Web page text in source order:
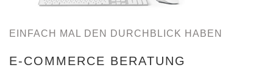
EINFACH MAL DEN DURCHBLICK HABEN
E-COMMERCE BERATUNG